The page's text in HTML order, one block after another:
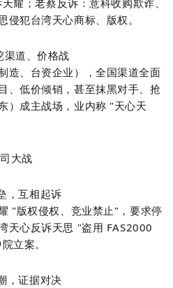
耀 ；老蔡反诉：意科收购欺诈、
犯台湾天心商标、版权。
渠道、价格战
造、台资企业），全国渠道全面
、低价倾销，甚至抹黑对手、抢
）成主战场，业内称 "天心天
大战
，互相起诉
"版权侵权、竞业禁止"，要求停
天心反诉天思 "盗用 FAS2000
立案。
，证据对决